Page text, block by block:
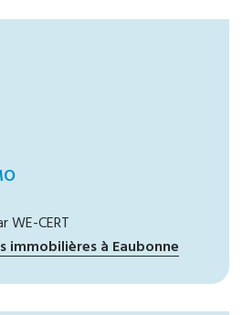
WE-CERT
immobilières à Eaubonne